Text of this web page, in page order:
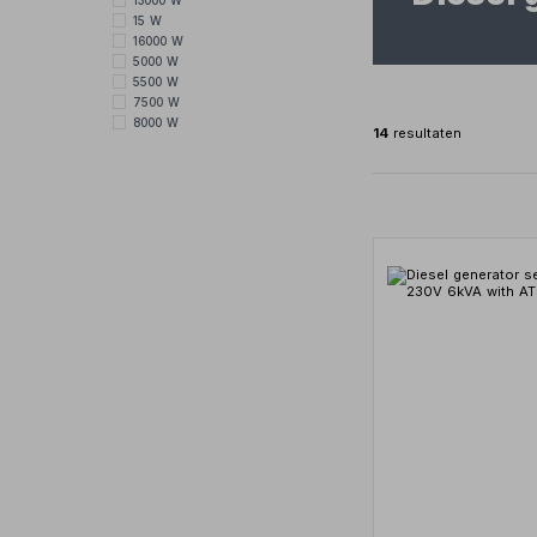
15 W
16000 W
5000 W
5500 W
7500 W
8000 W
14 resultaten